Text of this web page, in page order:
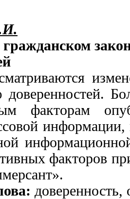
факторам
факторов
доверенность,